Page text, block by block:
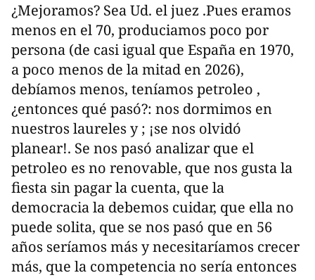
¿Mejoramos? Sea Ud. el juez .Pues eramos
menos en el 70, produciamos poco por
persona (de casi igual que España en 1970,
a poco menos de la mitad en 2026),
debíamos menos, teníamos petroleo ,
¿entonces qué pasó?: nos dormimos en
nuestros laureles y ; ¡se nos olvidó
planear!. Se nos pasó analizar que el
petroleo es no renovable, que nos gusta la
fiesta sin pagar la cuenta, que la
democracia la debemos cuidar, que ella no
puede solita, que se nos pasó que en 56
años seríamos más y necesitaríamos crecer
más, que la competencia no sería entonces